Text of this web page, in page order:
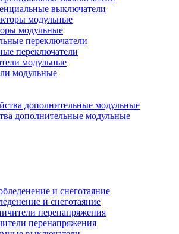
выключатели
модульные
переключатели
модульные
дополнительные модульные
и снеготаяние
перенапряжения